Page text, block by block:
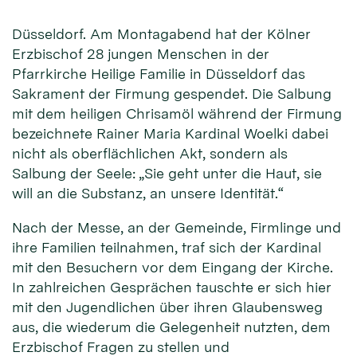
Düsseldorf. Am Montagabend hat der Kölner
Erzbischof 28 jungen Menschen in der
Pfarrkirche Heilige Familie in Düsseldorf das
Sakrament der Firmung gespendet. Die Salbung
mit dem heiligen Chrisamöl während der Firmung
bezeichnete Rainer Maria Kardinal Woelki dabei
nicht als oberflächlichen Akt, sondern als
Salbung der Seele: „Sie geht unter die Haut, sie
will an die Substanz, an unsere Identität.“
Nach der Messe, an der Gemeinde, Firmlinge und
ihre Familien teilnahmen, traf sich der Kardinal
mit den Besuchern vor dem Eingang der Kirche.
In zahlreichen Gesprächen tauschte er sich hier
mit den Jugendlichen über ihren Glaubensweg
aus, die wiederum die Gelegenheit nutzten, dem
Erzbischof Fragen zu stellen und